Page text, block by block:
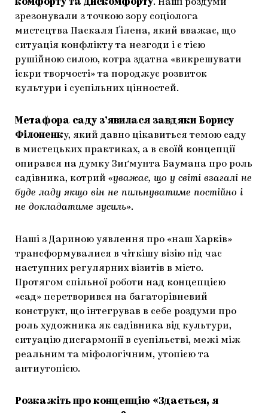
комфорту та дискомфорту. Наші роздуми
зрезонували з точкою зору соціолога
мистецтва Паскаля Ґілена, який вважає, що
ситуація конфлікту та незгоди і є тією
рушійною силою, котра здатна «викрешувати
іскри творчості» та породжує розвиток
культури і суспільних цінностей.
Метафора саду з’явилася завдяки Борису
Філоненку, який давно цікавиться темою саду
в мистецьких практиках, а в своїй концепції
опирався на думку Зиґмунта Баумана про роль
садівника, котрий «уважає, що у світі взагалі не
буде ладу якщо він не пильнуватиме постійно і
не докладатиме зусиль».
Наші з Дариною уявлення про «наш Харків»
трансформувалися в чіткішу візію під час
наступних регулярних візитів в місто.
Протягом спільної роботи над концепцією
«сад» перетворився на багаторівневий
конструкт, що інтегрував в себе роздуми про
роль художника як садівника від культури,
ситуацію дисгармонії в суспільстві, межі між
реальним та міфологічним, утопією та
антиутопією.
Розкажіть про концепцію «Здається, я